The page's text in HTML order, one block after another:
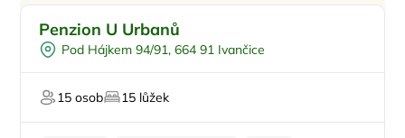
Restaurace
Pro rybáře
Penzion U Urbanů
Pod Hájkem 94/91, 664 91 Ivančice
15 osob 15 lůžek